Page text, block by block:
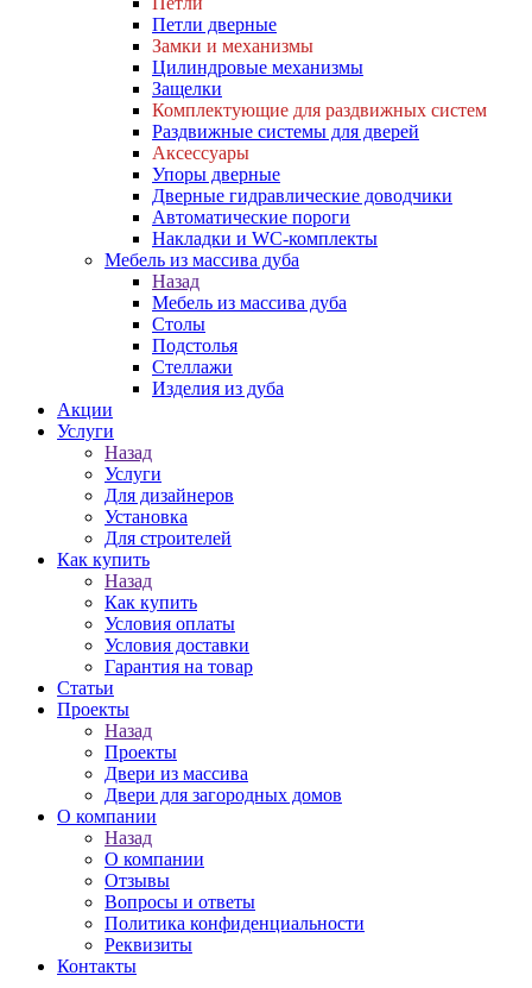
Петли дверные
Замки и механизмы
Цилиндровые механизмы
Защелки
Комплектующие для раздвижных систем
Раздвижные системы для дверей
Аксессуары
Упоры дверные
Дверные гидравлические доводчики
Автоматические пороги
Накладки и WC-комплекты
Мебель из массива дуба
Назад
Мебель из массива дуба
Столы
Подстолья
Стеллажи
Изделия из дуба
Акции
Услуги
Назад
Услуги
Для дизайнеров
Установка
Для строителей
Как купить
Назад
Как купить
Условия оплаты
Условия доставки
Гарантия на товар
Статьи
Проекты
Назад
Проекты
Двери из массива
Двери для загородных домов
О компании
Назад
О компании
Отзывы
Вопросы и ответы
Политика конфиденциальности
Реквизиты
Контакты